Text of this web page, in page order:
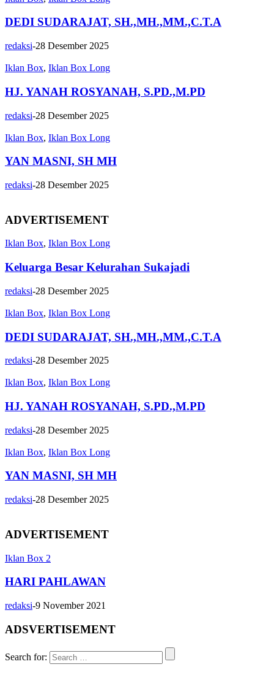
DEDI SUDARAJAT, SH.,MH.,MM.,C.T.A
redaksi-28 Desember 2025
Iklan Box, Iklan Box Long
HJ. YANAH ROSYANAH, S.PD.,M.PD
redaksi-28 Desember 2025
Iklan Box, Iklan Box Long
YAN MASNI, SH MH
redaksi-28 Desember 2025
ADVERTISEMENT
Iklan Box, Iklan Box Long
Keluarga Besar Kelurahan Sukajadi
redaksi-28 Desember 2025
Iklan Box, Iklan Box Long
DEDI SUDARAJAT, SH.,MH.,MM.,C.T.A
redaksi-28 Desember 2025
Iklan Box, Iklan Box Long
HJ. YANAH ROSYANAH, S.PD.,M.PD
redaksi-28 Desember 2025
Iklan Box, Iklan Box Long
YAN MASNI, SH MH
redaksi-28 Desember 2025
ADVERTISEMENT
Iklan Box 2
HARI PAHLAWAN
redaksi-9 November 2021
ADSVERTISEMENT
Search for: